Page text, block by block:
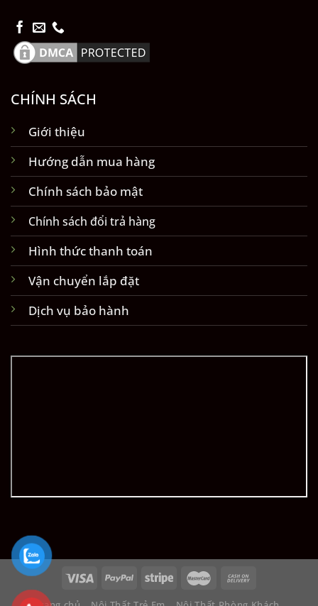
CHÍNH SÁCH
Giới thiệu
Hướng dẫn mua hàng
Chính sách bảo mật
Chính sách đổi trả hàng
Hình thức thanh toán
Vận chuyển lắp đặt
Dịch vụ bảo hành